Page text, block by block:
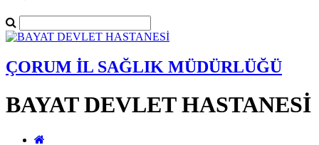
ÇORUM İL SAĞLIK MÜDÜRLÜĞÜ
BAYAT DEVLET HASTANESİ